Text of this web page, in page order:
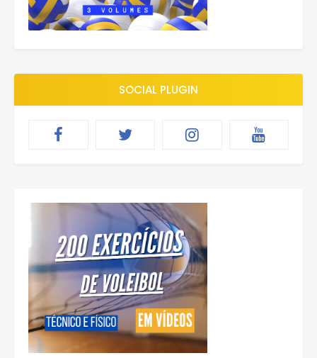
SOCIAL PLUGIN